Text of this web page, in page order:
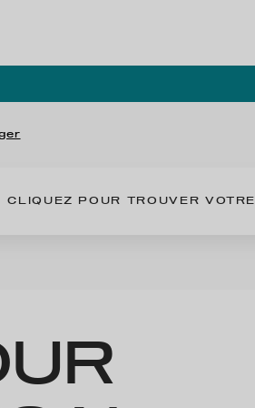
CLIQUEZ POUR TROUVER